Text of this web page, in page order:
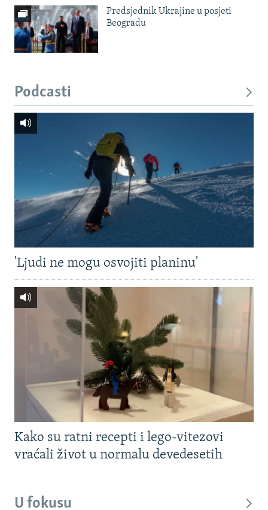
Predsjednik Ukrajine u posjeti
Beogradu
Podcasti
'Ljudi ne mogu osvojiti planinu'
Kako su ratni recepti i lego-vitezovi
vraćali život u normalu devedesetih
U fokusu